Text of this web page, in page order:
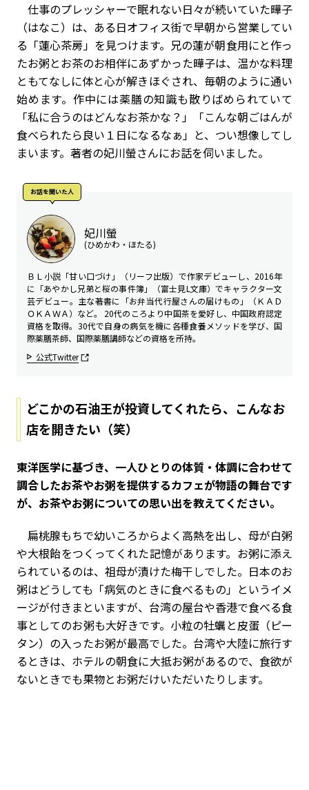
仕事のプレッシャーで眠れない日々が続いていた曄子
（はなこ）は、ある日オフィス街で早朝から営業してい
る「蓮心茶房」を見つけます。兄の蓮が朝食用にと作っ
たお粥とお茶のお相伴にあずかった曄子は、温かな料理
ともてなしに体と心が解きほぐされ、毎朝のように通い
始めます。作中には薬膳の知識も散りばめられていて
「私に合うのはどんなお茶かな？」「こんな朝ごはんが
食べられたら良い１日になるなぁ」と、つい想像してし
まいます。著者の妃川螢さんにお話を伺いました。
お話を聞いた⼈
妃川螢
(ひめかわ・ほたる)
ＢＬ小説「甘い口づけ」（リーフ出版）で作家デビューし、2016年
に「あやかし兄弟と桜の事件簿」（富士見L文庫）でキャラクター文
芸デビュー。主な著書に「お弁当代行屋さんの届けもの」（ＫＡＤ
ＯＫＡＷＡ）など。 20代のころより中国茶を愛好し、中国政府認定
資格を取得。30代で自身の病気を機に各種食養メソッドを学び、国
際薬膳茶師、国際薬膳講師などの資格を所持。
公式Twitter
どこかの石油王が投資してくれたら、こんなお
店を開きたい（笑）
――東洋医学に基づき、一人ひとりの体質・体調に合わせて
調合したお茶やお粥を提供するカフェが物語の舞台です
が、お茶やお粥についての思い出を教えてください。
扁桃腺もちで幼いころからよく高熱を出し、母が白粥
や大根飴をつくってくれた記憶があります。お粥に添え
られているのは、祖母が漬けた梅干しでした。日本のお
粥はどうしても「病気のときに食べるもの」というイメ
ージが付きまといますが、台湾の屋台や香港で食べる食
事としてのお粥も大好きです。小粒の牡蠣と皮蛋（ピー
タン）の入ったお粥が最高でした。台湾や大陸に旅行す
るときは、ホテルの朝食に大抵お粥があるので、食欲が
ないときでも果物とお粥だけいただいたりします。